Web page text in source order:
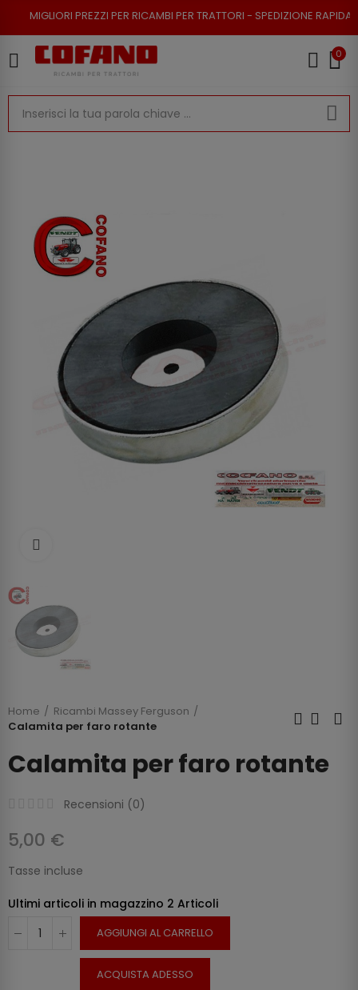
PER RICAMBI PER TRATTORI - SPEDIZIONE RAPIDA - RESO
0
Home
Ricambi Massey Ferguson
Calamita per faro rotante
Calamita per faro rotante
Recensioni (0)
5,00 €
Tasse incluse
Ultimi articoli in magazzino 2 Articoli
AGGIUNGI AL CARRELLO
ACQUISTA ADESSO